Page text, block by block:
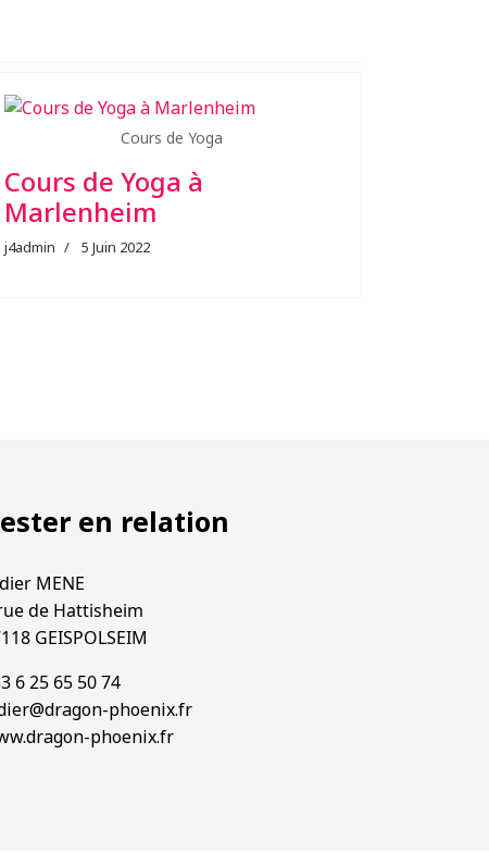
Cours de Yoga
Cours de Yoga à
Marlenheim
j4admin 5 Juin 2022
en relation
MENE
de Hattisheim
GEISPOLSEIM
6 25 65 50 74
phoenix.fr
phoenix.fr